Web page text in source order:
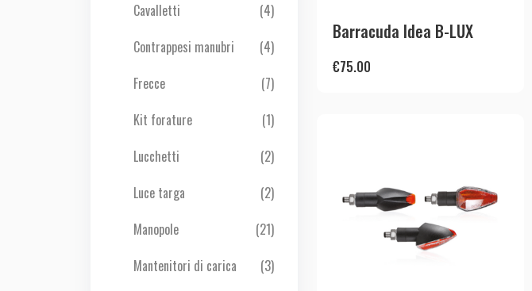
Cavalletti
(4)
Contrappesi manubri
(4)
Frecce
(7)
Kit forature
(1)
Lucchetti
(2)
Luce targa
(2)
Manopole
(21)
Mantenitori di carica
(3)
Barracuda Idea B-LUX
€75.00